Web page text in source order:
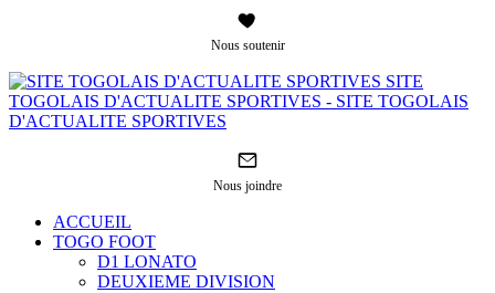
Nous soutenir
SITE
TOGOLAIS D'ACTUALITE SPORTIVES - SITE TOGOLAIS
D'ACTUALITE SPORTIVES
Nous joindre
ACCUEIL
TOGO FOOT
D1 LONATO
DEUXIEME DIVISION